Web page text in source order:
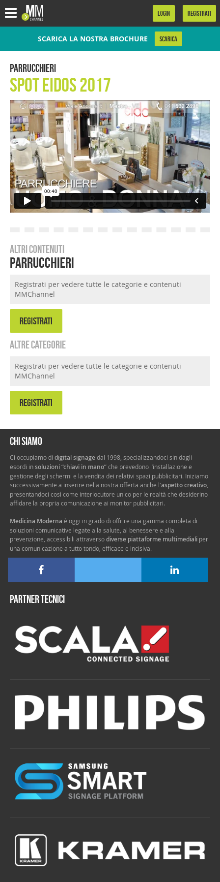
LOGIN REGISTRATI
SCARICA LA NOSTRA BROCHURE SCARICA
Parrucchieri
Spot Eidos 2017
Altri contenuti
Parrucchieri
Registrati per vedere tutte le categorie e contenuti
MMChannel
REGISTRATI
Altre categorie
Registrati per vedere tutte le categorie e contenuti
MMChannel
REGISTRATI
Chi siamo
Ci occupiamo di digital signagedal 1998, specializzandoci sin dagli
esordi insoluzioni “chiavi in mano”che prevedono l’installazione e
gestione degli schermi e la vendita dei relativi spazi pubblicitari. Iniziamo
successivamente a inserire nella nostra offerta anche l'aspetto creativo
presentandoci così come interlocutore unico per le realtà che desiderino
affidare la propria comunicazione ai monitor pubblicitari.
Medicina Moderna è oggi in grado di offrire una gamma completa di
soluzioni comunicative legate alla salute, al benessere e alla
prevenzione, accessibili attraversodiverse piattaforme multimediali per
una comunicazione a tutto tondo, efficace e incisiva.
Partner tecnici